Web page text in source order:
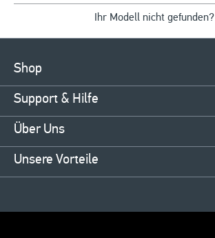
Ihr Modell nicht gefunden?
Shop
Support & Hilfe
Über Uns
Unsere Vorteile